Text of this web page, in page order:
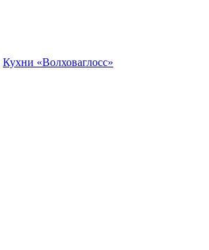
Кухни «Волховаглосс»